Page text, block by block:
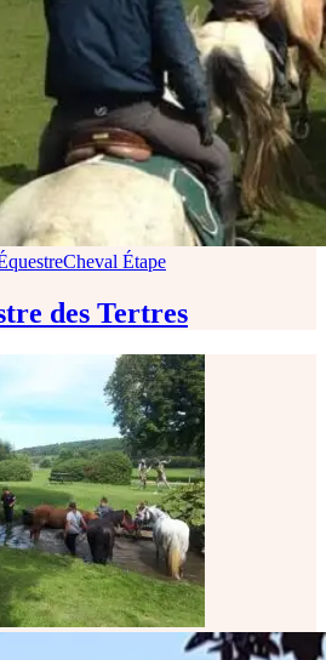
Cheval Étape
des Tertres